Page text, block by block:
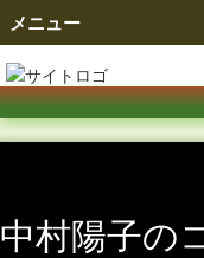
メニュー
中村陽子の